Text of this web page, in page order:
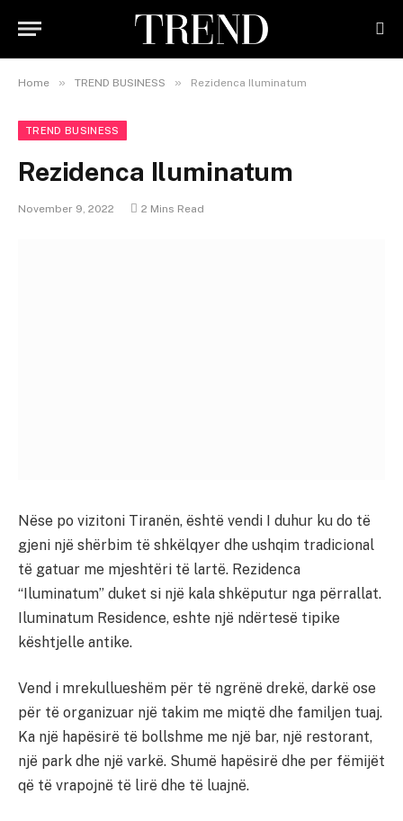
Home » TREND BUSINESS » Rezidenca Iluminatum
TREND BUSINESS
Rezidenca Iluminatum
November 9, 2022 2 Mins Read
Nëse po vizitoni Tiranën, është vendi I duhur ku do të
gjeni një shërbim të shkëlqyer dhe ushqim tradicional
të gatuar me mjeshtëri të lartë. Rezidenca
“Iluminatum” duket si një kala shkëputur nga përrallat.
Iluminatum Residence, eshte një ndërtesë tipike
kështjelle antike.
Vend i mrekullueshëm për të ngrënë drekë, darkë ose
për të organizuar një takim me miqtë dhe familjen tuaj.
Ka një hapësirë të bollshme me një bar, një restorant,
një park dhe një varkë. Shumë hapësirë dhe per fëmijët
që të vrapojnë të lirë dhe të luajnë.